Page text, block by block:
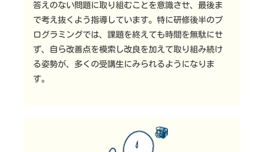
答えのない問題に取り組むことを意識させ、最後ま
で考え抜くよう指導しています。特に研修後半のプ
ログラミングでは、課題を終えても時間を無駄にせ
ず、自ら改善点を模索し改良を加えて取り組み続け
る姿勢が、多くの受講生にみられるようになりま
す。